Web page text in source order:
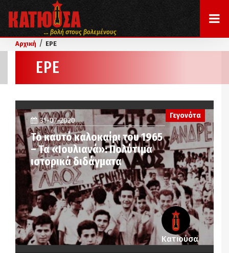
... βολή στους βολεμένους
Αρχική / ΕΡΕ
ΕΡΕ
Γεγονότα
31-07-2020
Το καυτό καλοκαίρι του 1965
– Τα «Ιουλιανά»: Πολύτιμα
ιστορικά διδάγματα
Κατιούσα